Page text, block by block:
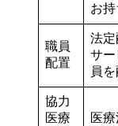
お
職員
配置
法定
サ
員を
協力
医療
医